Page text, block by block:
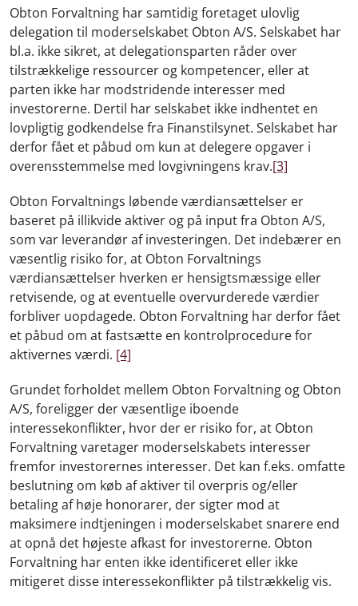
Obton Forvaltning har samtidig foretaget ulovlig
delegation til moderselskabet Obton A/S. Selskabet har
bl.a. ikke sikret, at delegationsparten råder over
tilstrækkelige ressourcer og kompetencer, eller at
parten ikke har modstridende interesser med
investorerne. Dertil har selskabet ikke indhentet en
lovpligtig godkendelse fra Finanstilsynet. Selskabet har
derfor fået et påbud om kun at delegere opgaver i
overensstemmelse med lovgivningens krav.[3]
Obton Forvaltnings løbende værdiansættelser er
baseret på illikvide aktiver og på input fra Obton A/S,
som var leverandør af investeringen. Det indebærer en
væsentlig risiko for, at Obton Forvaltnings
værdiansættelser hverken er hensigtsmæssige eller
retvisende, og at eventuelle overvurderede værdier
forbliver uopdagede. Obton Forvaltning har derfor fået
et påbud om at fastsætte en kontrolprocedure for
aktivernes værdi. [4]
Grundet forholdet mellem Obton Forvaltning og Obton
A/S, foreligger der væsentlige iboende
interessekonflikter, hvor der er risiko for, at Obton
Forvaltning varetager moderselskabets interesser
fremfor investorernes interesser. Det kan f.eks. omfatte
beslutning om køb af aktiver til overpris og/eller
betaling af høje honorarer, der sigter mod at
maksimere indtjeningen i moderselskabet snarere end
at opnå det højeste afkast for investorerne. Obton
Forvaltning har enten ikke identificeret eller ikke
mitigeret disse interessekonflikter på tilstrækkelig vis.